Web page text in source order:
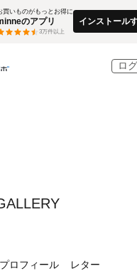
買いものがもっとお得に
のアプリ
3万件以上
インストール
ロ
プロフィール レター